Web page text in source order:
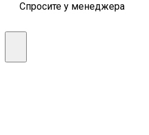
Спросите у менеджера